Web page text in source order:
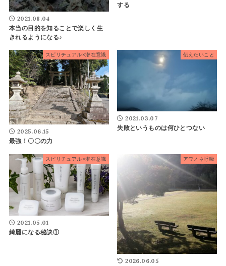
2021.08.04
本当の目的を知ることで楽しく生
きれるようになる♪
する
スピリチュアル×潜在意識
2025.06.15
最強！〇〇の力
伝えたいこと
2021.03.07
失敗というものは何ひとつない
スピリチュアル×潜在意識
2021.05.01
綺麗になる秘訣①
アワノネ呼吸
2026.06.05